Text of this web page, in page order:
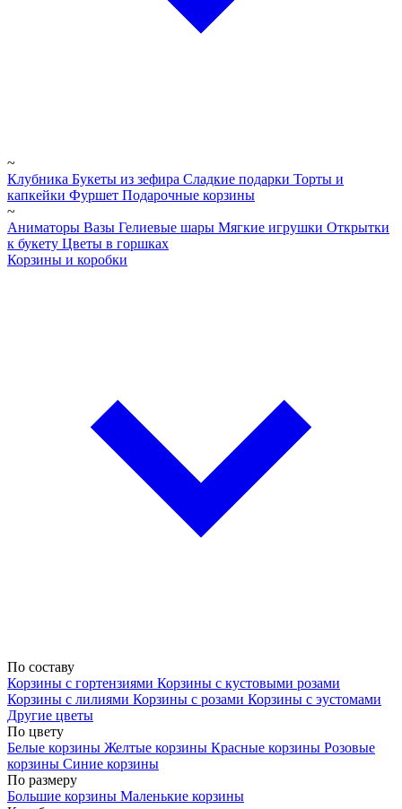
~
Клубника Букеты из зефира Сладкие подарки Торты и
капкейки Фуршет Подарочные корзины
~
Аниматоры Вазы Гелиевые шары Мягкие игрушки Открытки
к букету Цветы в горшках
Корзины и коробки
По составу
Корзины с гортензиями Корзины с кустовыми розами
Корзины с лилиями Корзины с розами Корзины с эустомами
Другие цветы
По цвету
Белые корзины Желтые корзины Красные корзины Розовые
корзины Синие корзины
По размеру
Большие корзины Маленькие корзины